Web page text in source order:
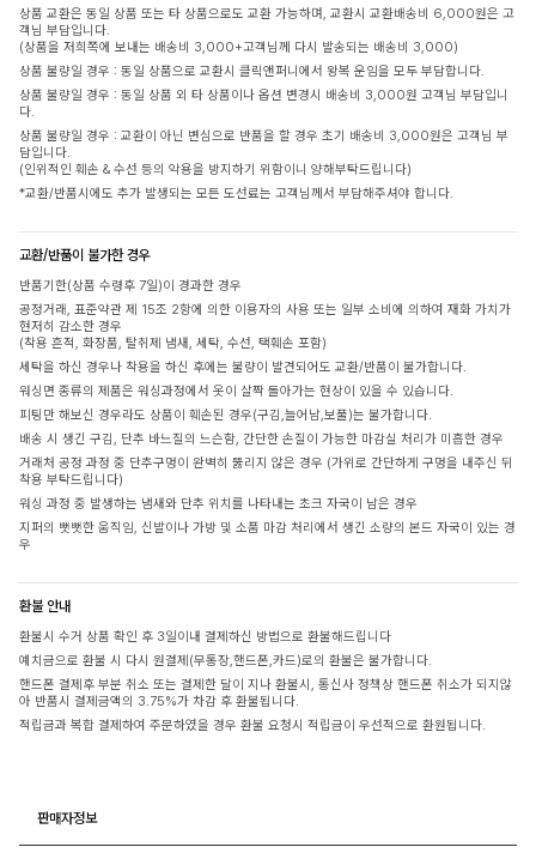
상품 교환은 동일 상품 또는 타 상품으로도 교환 가능하며, 교환시 교환배송비 6,000원은 고
객님 부담입니다.
(상품을 저희쪽에 보내는 배송비 3,000+고객님께 다시 발송되는 배송비 3,000)
상품 불량일 경우 : 동일 상품으로 교환시 클릭앤퍼니에서 왕복 운임을 모두 부담합니다.
상품 불량일 경우 : 동일 상품 외 타 상품이나 옵션 변경시 배송비 3,000원 고객님 부담입니
다.
상품 불량일 경우 : 교환이 아닌 변심으로 반품을 할 경우 초기 배송비 3,000원은 고객님 부
담입니다.
(인위적인 훼손 & 수선 등의 악용을 방지하기 위함이니 양해부탁드립니다)
*교환/반품시에도 추가 발생되는 모든 도선료는 고객님께서 부담해주셔야 합니다.
교환/반품이 불가한 경우
반품기한(상품 수령후 7일)이 경과한 경우
공정거래, 표준약관 제 15조 2항에 의한 이용자의 사용 또는 일부 소비에 의하여 재화 가치가
현저히 감소한 경우
(착용 흔적, 화장품, 탈취제 냄새, 세탁, 수선, 택훼손 포함)
세탁을 하신 경우나 착용을 하신 후에는 불량이 발견되어도 교환/반품이 불가합니다.
워싱면 종류의 제품은 워싱과정에서 옷이 살짝 돌아가는 현상이 있을 수 있습니다.
피팅만 해보신 경우라도 상품이 훼손된 경우(구김,늘어남,보풀)는 불가합니다.
배송 시 생긴 구김, 단추 바느질의 느슨함, 간단한 손질이 가능한 마감실 처리가 미흡한 경우
거래처 공정 과정 중 단추구멍이 완벽히 뚫리지 않은 경우 (가위로 간단하게 구멍을 내주신 뒤
착용 부탁드립니다)
워싱 과정 중 발생하는 냄새와 단추 위치를 나타내는 초크 자국이 남은 경우
지퍼의 뻣뻣한 움직임, 신발이나 가방 및 소품 마감 처리에서 생긴 소량의 본드 자국이 있는 경
우
환불 안내
환불시 수거 상품 확인 후 3일이내 결제하신 방법으로 환불해드립니다
예치금으로 환불 시 다시 원결제(무통장,핸드폰,카드)로의 환불은 불가합니다.
핸드폰 결제후 부분 취소 또는 결제한 달이 지나 환불시, 통신사 정책상 핸드폰 취소가 되지않
아 반품시 결제금액의 3.75%가 차감 후 환불됩니다.
적립금과 복합 결제하여 주문하였을 경우 환불 요청시 적립금이 우선적으로 환원됩니다.
판매자정보